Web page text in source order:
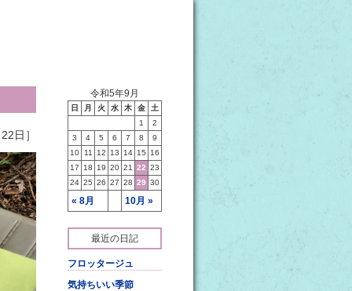
日］
令和5年9月
日 月 火 水 木 金 土
« 8月 10月 »
1
2
3
4 5 6 7 8
9
10
11 12 13 14 15
16
17
18 19 20 21 22 23
24 25 26 27 28 29 30
最近の日記
フロッタージュ
気持ちいい季節